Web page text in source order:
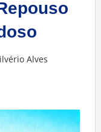
Alves